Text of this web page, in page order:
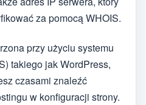
za pomocą WHOIS.
przy użyciu systemu
takiego jak WordPress,
czasami znaleźć
w konfiguracji strony.